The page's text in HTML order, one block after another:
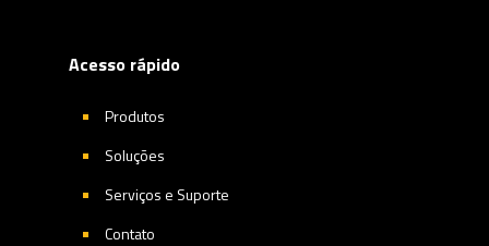
Acesso rápido
Produtos
Soluções
Serviços e Suporte
Contato